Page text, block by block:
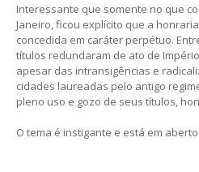
Interessante que somente no que
Janeiro, ficou explícito que a
concedida em caráter perpétuo.
títulos redundaram de ato de
apesar das intransigências e
cidades laureadas pelo antigo
pleno uso e gozo de seus títulos,
O tema é instigante e está em